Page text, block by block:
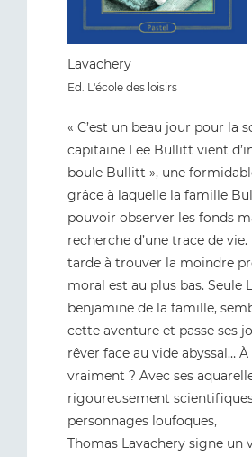
Lavachery
Ed. L'école des loisirs
« C’est un beau jour pour la
capitaine Lee Bullitt vient
boule Bullitt », une
grâce à laquelle la famille
pouvoir observer les fonds
recherche d’une trace de vie.
tarde à trouver la moindre
moral est au plus bas. Seule
benjamine de la famille,
cette aventure et passe ses
rêver face au vide abyssal… À
vraiment ? Avec ses
rigoureusement
personnages loufoques,
Thomas Lavachery signe un